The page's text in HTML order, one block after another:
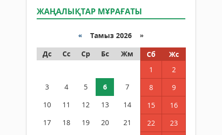
ЖАҢАЛЫҚТАР МҰРАҒАТЫ
« Тамыз 2026 »
Дс
Сс Ср Бс Жм Сб
Жс
1
2
3
4 5 6 7 8
9
10
11 12 13 14 15
16
17
18 19 20 21 22
23